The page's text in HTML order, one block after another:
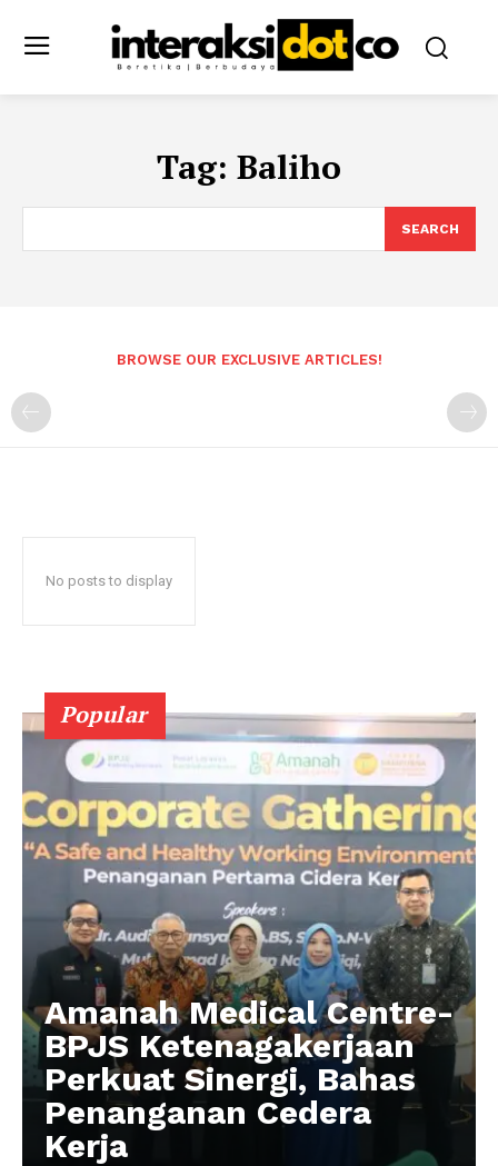
Tag: Baliho
SEARCH
BROWSE OUR EXCLUSIVE ARTICLES!
No posts to display
Popular
Amanah Medical Centre-
BPJS Ketenagakerjaan
Perkuat Sinergi, Bahas
Penanganan Cedera
Kerja